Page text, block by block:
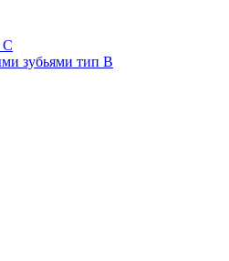
зубьями тип B